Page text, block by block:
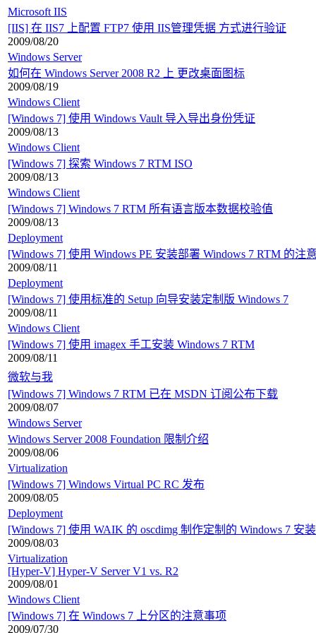
Microsoft IIS
[IIS] 在 IIS7 上配置 FTP7 使用 IIS管理凭据 方式进行验证
2009/08/20
Windows Server
如何在 Windows Server 2008 R2 上 更改桌面图标
2009/08/19
Windows Client
[Windows 7] 使用 Windows Vault 导入导出身份凭证
2009/08/13
Windows Client
[Windows 7] 探索 Windows 7 RTM ISO
2009/08/13
Windows Client
[Windows 7] Windows 7 RTM 所有语言版本数据校验值
2009/08/13
Deployment
[Windows 7] 使用 Windows PE 安装部署 Windows 7 RTM 的注
2009/08/11
Deployment
[Windows 7] 使用标准的 Setup 向导安装定制版 Windows 7
2009/08/11
Windows Client
[Windows 7] 使用 imagex 手工安装 Windows 7 RTM
2009/08/11
微软与我
[Windows 7] Windows 7 RTM 已在 MSDN 订阅公布下载
2009/08/07
Windows Server
Windows Server 2008 Foundation 限制介绍
2009/08/06
Virtualization
[Windows 7] Windows Virtual PC RC 发布
2009/08/05
Deployment
[Windows 7] 使用 WAIK 的 oscdimg 制作定制的 Windows 7 安
2009/08/03
Virtualization
[Hyper-V] Hyper-V Server V1 vs. R2
2009/08/01
Windows Client
[Windows 7] 在 Windows 7 上分区的注意事项
2009/07/30